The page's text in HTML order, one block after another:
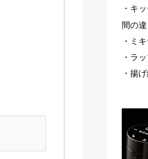
・キ
間の
・ミ
・ラ
・揚